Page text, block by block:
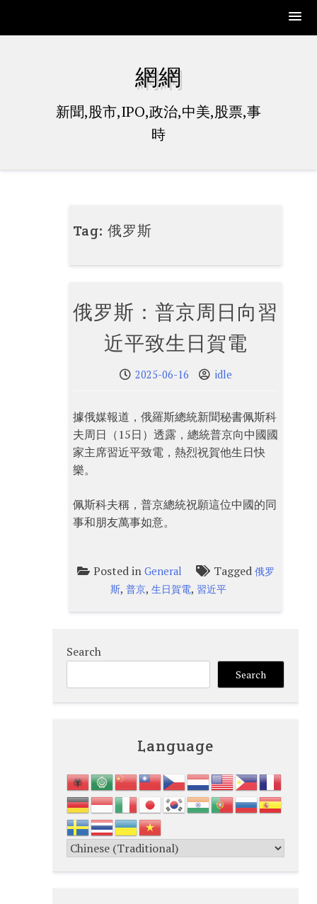
網網
新聞,股市,IPO,政治,中美,股票,事
時
Tag:俄罗斯
俄罗斯：普京周日向習
近平致生日賀電
2025-06-16 idle
據俄媒報道，俄羅斯總統新聞秘書佩斯科
夫周日（15日）透露，總統普京向中國國
家主席習近平致電，熱烈祝賀他生日快
樂。
佩斯科夫稱，普京總統祝願這位中國的同
事和朋友萬事如意。
Posted in General Tagged 俄罗
斯,普京,生日賀電, 習近平
Search
Search
Language